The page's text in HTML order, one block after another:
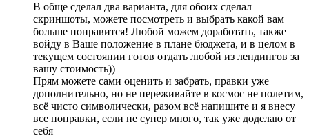
В обще сделал два варианта, для обоих сделал
скриншоты, можете посмотреть и выбрать какой вам
больше понравится! Любой можем доработать, также
войду в Ваше положение в плане бюджета, и в целом в
текущем состоянии готов отдать любой из лендингов за
вашу стоимость))
Прям можете сами оценить и забрать, правки уже
дополнительно, но не переживайте в космос не полетим,
всё чисто символически, разом всё напишите и я внесу
все поправки, если не супер много, так уже доделаю от
себя